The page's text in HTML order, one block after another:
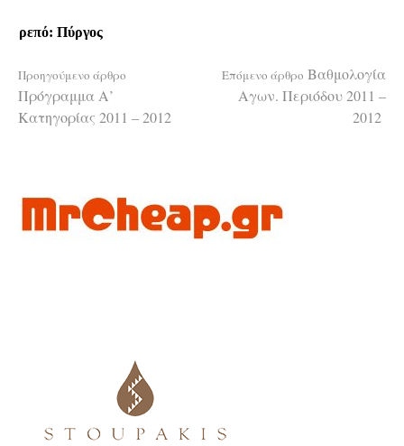
ρεπό: Πύργος
Διαβάστε
περισσότερα
Προηγούμενο άρθρο
Πρόγραμμα Α’
Κατηγορίας 2011 – 2012
Επόμενο άρθρο Βαθμολογία
Αγων. Περιόδου 2011 –
2012